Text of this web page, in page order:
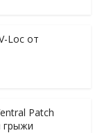
Loc от
Patch
грыжи